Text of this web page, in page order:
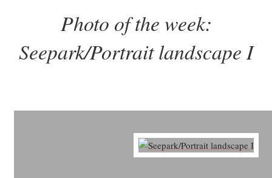
Photo of the week:
Seepark/Portrait landscape I